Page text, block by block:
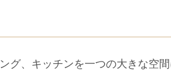
グ、キッチンを一つの大きな空